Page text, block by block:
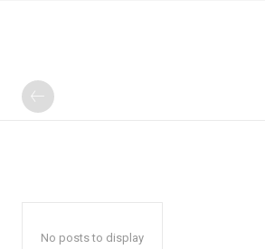
No posts to display